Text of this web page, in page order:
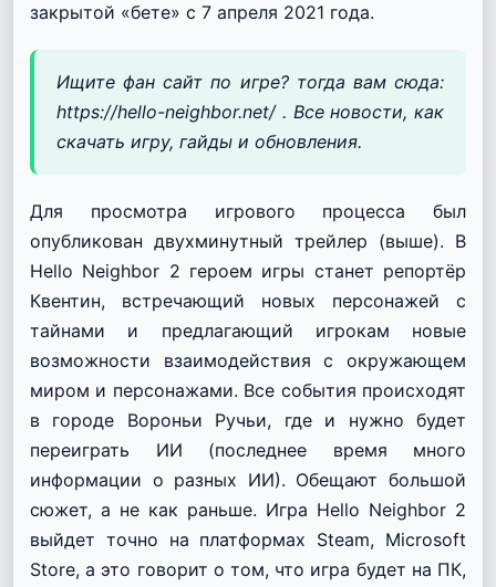
закрытой «бете» с 7 апреля 2021 года.
Ищите фан сайт по игре? тогда вам сюда:
https://hello-neighbor.net/ . Все новости, как
скачать игру, гайды и обновления.
Для просмотра игрового процесса был
опубликован двухминутный трейлер (выше). В
Hello Neighbor 2 героем игры станет репортёр
Квентин, встречающий новых персонажей с
тайнами и предлагающий игрокам новые
возможности взаимодействия с окружающем
миром и персонажами. Все события происходят
в городе Вороньи Ручьи, где и нужно будет
переиграть ИИ (последнее время много
информации о разных ИИ). Обещают большой
сюжет, а не как раньше. Игра Hello Neighbor 2
выйдет точно на платформах Steam, Microsoft
Store, а это говорит о том, что игра будет на ПК,